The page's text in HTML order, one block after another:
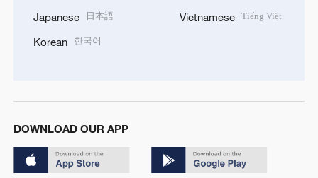
Japanese 日本語
Korean 한국어
Vietnamese Tiếng Việt
DOWNLOAD OUR APP